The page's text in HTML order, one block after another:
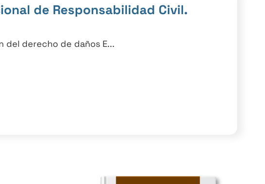
de Responsabilidad Civil.
del derecho de daños E...